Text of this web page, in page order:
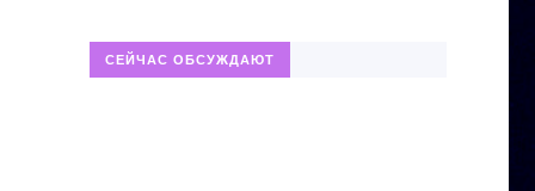
СЕЙЧАС ОБСУЖДАЮТ